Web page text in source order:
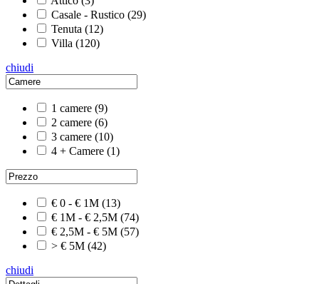
Casale - Rustico (29)
Tenuta (12)
Villa (120)
chiudi
1 camere (9)
2 camere (6)
3 camere (10)
4 + Camere (1)
€ 0 - € 1M (13)
€ 1M - € 2,5M (74)
€ 2,5M - € 5M (57)
> € 5M (42)
chiudi